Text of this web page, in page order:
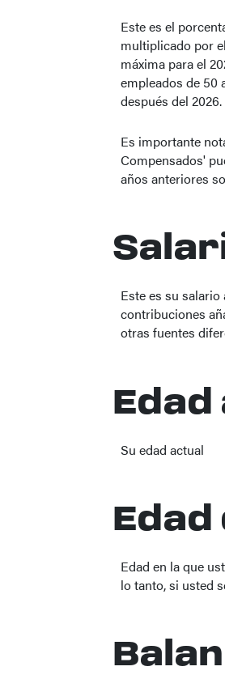
Este es el
multiplicado por
máxima para el
empleados de 50
después del 2026.
Es importante
Compensados'
años anteriores
Este es su
contribuciones
otras fuentes
Su edad actual
Edad
Edad en la que
lo tanto, si usted